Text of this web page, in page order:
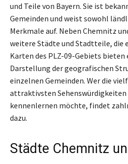
und Teile von Bayern. Sie ist
Gemeinden und weist sowohl
Merkmale auf. Neben Chemnitz
weitere Städte und Stadtteile, die
Karten des PLZ-09-Gebiets
Darstellung der geografischen
einzelnen Gemeinden. Wer die
attraktivsten Sehenswürdigkeiten
kennenlernen möchte, findet
dazu.
Städte Chemnitz